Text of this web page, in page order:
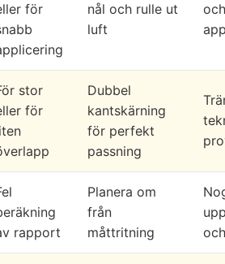
för
nål och rulle ut
luft
stor
för
Dubbel
kantskärning
för perfekt
passning
rapport
Planera om
från
måttritning